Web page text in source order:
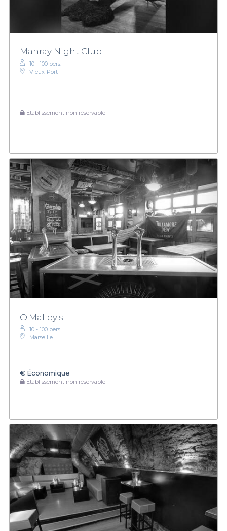
Manray Night Club
10 - 100 pers.
Vieux-Port
Établissement non réservable
O'Malley's
10 - 100 pers.
Marseille
€ Économique
Établissement non réservable